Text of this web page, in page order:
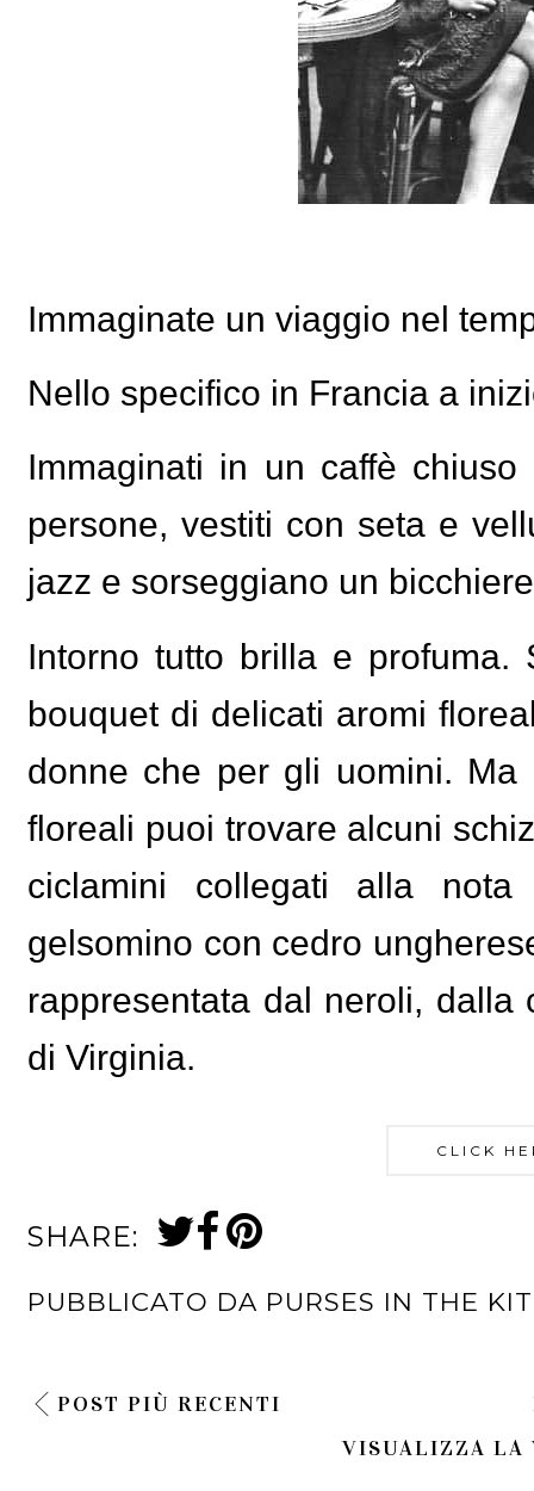
Immaginate un viaggio nel
Nello specifico in Francia a
Immaginati in un caffè
persone, vestiti con seta e
jazz e sorseggiano un
Intorno tutto brilla e profuma.
bouquet di delicati aromi
donne che per gli uomini. Ma
floreali puoi trovare alcuni
ciclamini collegati alla
gelsomino con cedro
rappresentata dal neroli,
di Virginia.
CLICK
SHARE:
PUBBLICATO DA PURSES IN THE
POST PIÙ RECENTI
VISUALIZZA LA